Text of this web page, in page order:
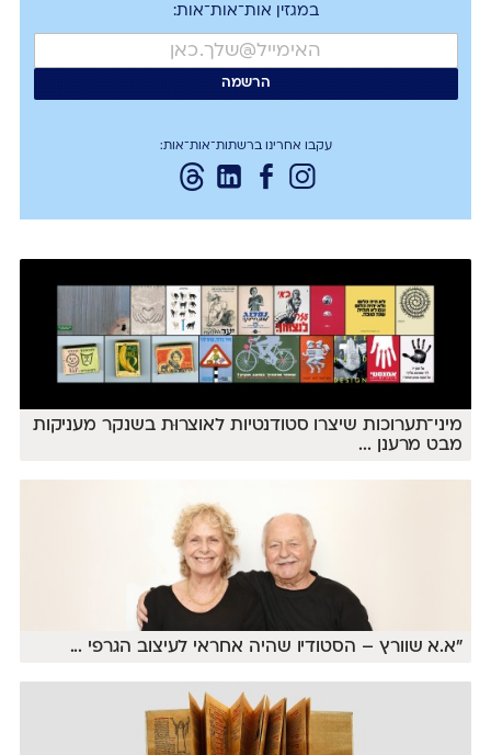
במגזין אות־אות־אות:
עקבו אחרינו ברשתות־אות־אות:
מיני־תערוכות שיצרו סטודנטיות לאוצרוּת בשנקר מעניקות
מבט מרענן
...
"א.א שוורץ – הסטודיו שהיה אחראי לעיצוב הגרפי ...